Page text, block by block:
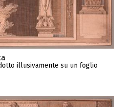
illusivamente su un foglio